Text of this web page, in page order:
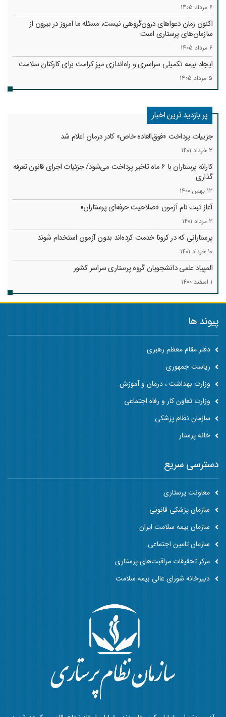
6 مرداد 1405
اکنون زمان دعواهای درون‌گروهی نیست، مسئله ما امروز در بیرون از
سازمان‌های پرستاری است
6 مرداد 1405
ایجاد بیمه تکمیلی سراسری و راه‌اندازی میز کرامت برای کارکنان سلامت
5 مرداد 1405
پر بازدید ترین اخبار
جزییات پرداخت «فوق‌العاده خاص» کادر درمان اعلام شد
3 خرداد 1401
کارانه‌ پرستاران با 6 ماه تاخیر پرداخت می‌شود/ جزئیات اجرای قانون تعرفه
گذاری
13 بهمن 1400
آغاز ثبت نام آزمون «صلاحیت حرفه‌ای پرستاران»
3 مرداد 1401
پرستارانی که در کرونا خدمت کرد‌ه‌اند بدون آزمون استخدام شوند
10 خرداد 1401
المپیاد علمی دانشجویان گروه پرستاری سراسر کشور
1 اسفند 1400
پیوند ها
دفتر مقام معظم رهبری
ریاست جمهوری
وزارت بهداشت ، درمان و آموزش
وزارت تعاون کار و رفاه اجتماعی
سازمان نظام پزشکی
خانه پرستار
دسترسی سریع
معاونت پرستاری
سازمان پزشکی قانونی
سازمان بیمه سلامت ایران
سازمان تامین اجتماعی
مرکز تحقیقات مراقبت‌های پرستاری
دبیرخانه شورای عالی بیمه سلامت